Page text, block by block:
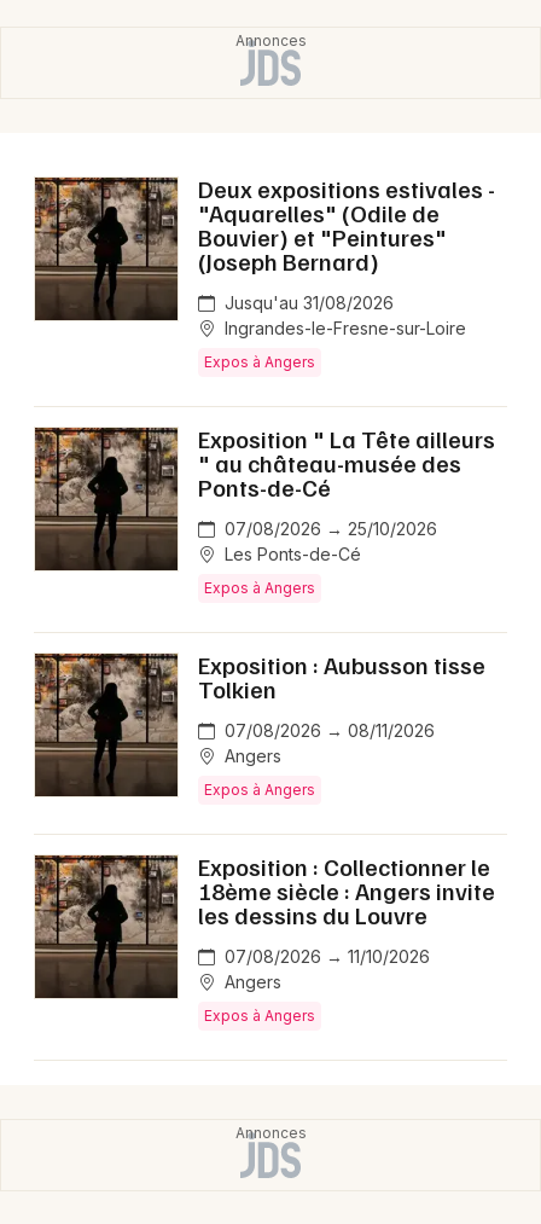
Deux expositions estivales -
"Aquarelles" (Odile de
Bouvier) et "Peintures"
(Joseph Bernard)
Jusqu'au 31/08/2026
Ingrandes-le-Fresne-sur-Loire
Expos à Angers
Exposition " La Tête ailleurs
" au château-musée des
Ponts-de-Cé
07/08/2026 → 25/10/2026
Les Ponts-de-Cé
Expos à Angers
Exposition : Aubusson tisse
Tolkien
07/08/2026 → 08/11/2026
Angers
Expos à Angers
Exposition : Collectionner le
18ème siècle : Angers invite
les dessins du Louvre
07/08/2026 → 11/10/2026
Angers
Expos à Angers